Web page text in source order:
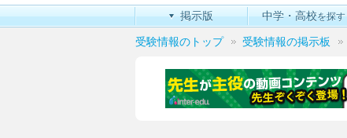
掲示版 中学・高校を探す
受験情報のトップ 受験情報の掲示板